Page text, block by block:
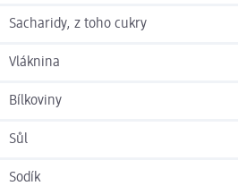
Sacharidy, z toho cukry
Vláknina
Bílkoviny
Sůl
Sodík